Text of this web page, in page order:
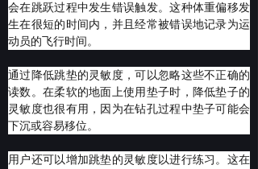
会在跳跃过程中发生错误触发。这种体重偏移发
生在很短的时间内，并且经常被错误地记录为运
动员的飞行时间。
通过降低跳垫的灵敏度，可以忽略这些不正确的
读数。 在柔软的地面上使用垫子时，降低垫子的
灵敏度也很有用，因为在钻孔过程中垫子可能会
下沉或容易移位。
用户还可以增加跳垫的灵敏度以进行练习。 这在